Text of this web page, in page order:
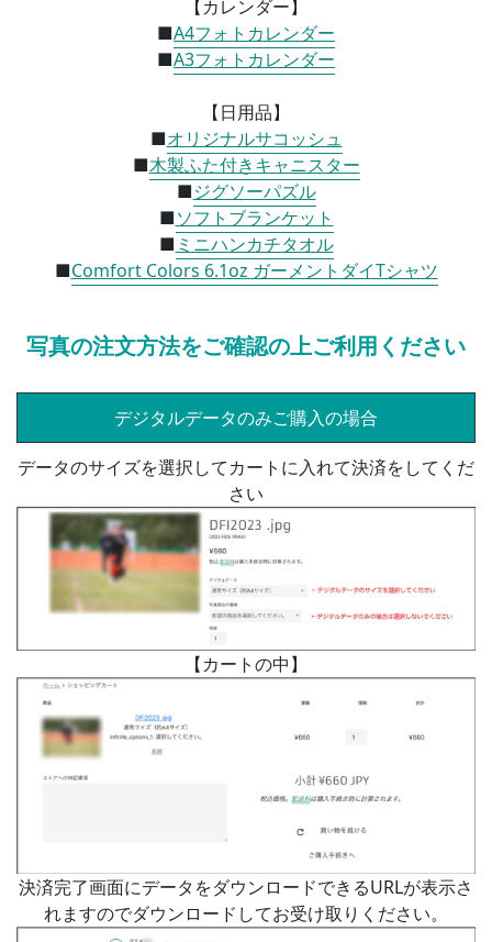
【カレンダー】
■A4フォトカレンダー
■A3フォトカレンダー
【日用品】
■オリジナルサコッシュ
■木製ふた付きキャニスター
■ジグソーパズル
■ソフトブランケット
■ ミニハンカチタオル
■Comfort Colors 6.1oz ガーメントダイTシャツ
写真の注文方法をご確認の上ご利用ください
デジタルデータのみご購入の場合
データのサイズを選択してカートに入れて決済をしてくだ
さい
【カートの中】
決済完了画面にデータをダウンロードできるURLが表示さ
れますのでダウンロードしてお受け取りください。